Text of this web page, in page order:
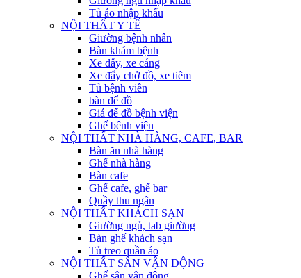
Tủ áo nhập khẩu
NỘI THẤT Y TẾ
Giường bệnh nhân
Bàn khám bệnh
Xe đẩy, xe cáng
Xe đẩy chở đồ, xe tiêm
Tủ bệnh viên
bàn để đồ
Giá để đồ bệnh viện
Ghế bệnh viện
NỘI THẤT NHÀ HÀNG, CAFE, BAR
Bàn ăn nhà hàng
Ghế nhà hàng
Bàn cafe
Ghế cafe, ghế bar
Quầy thu ngân
NỘI THẤT KHÁCH SẠN
Giường ngủ, tab giường
Bàn ghế khách sạn
Tủ treo quần áo
NỘI THẤT SÂN VẬN ĐỘNG
Ghế sân vận động